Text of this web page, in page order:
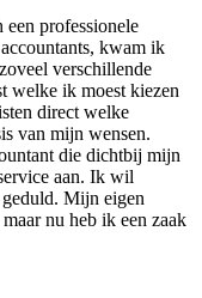
professionele
kwam ik
verschillende
welke ik moest kiezen
direct welke
van mijn wensen.
die dichtbij mijn
aan. Ik wil
Mijn eigen
nu heb ik een zaak